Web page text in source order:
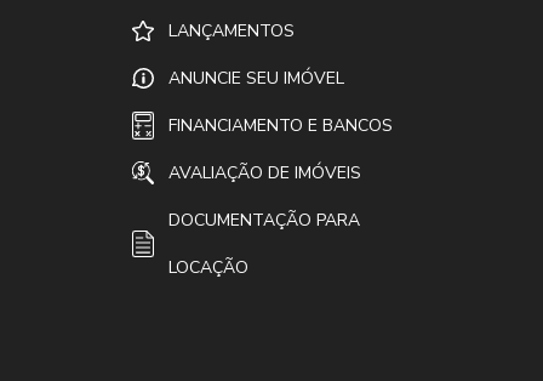
LANÇAMENTOS
ANUNCIE SEU IMÓVEL
FINANCIAMENTO E BANCOS
AVALIAÇÃO DE IMÓVEIS
DOCUMENTAÇÃO PARA
LOCAÇÃO